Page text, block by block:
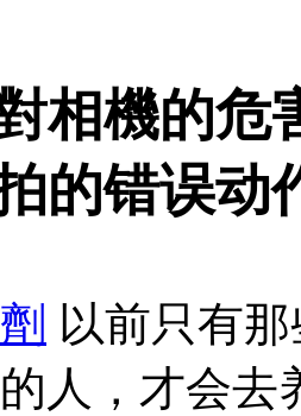
相機的危
的错误动
以前只有
人，才会去